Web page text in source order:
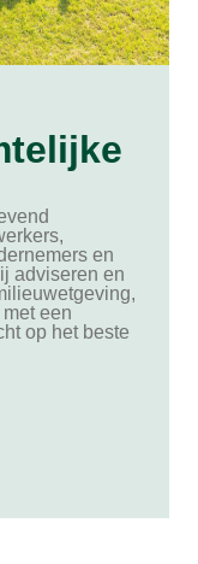
en
adviseren en
een
op het beste